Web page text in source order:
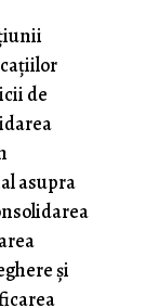
de
asupra
şi